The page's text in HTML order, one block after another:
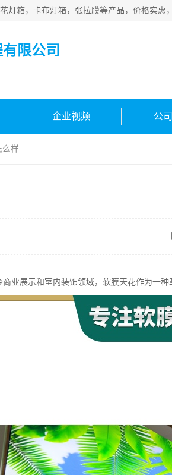
限公司
企业视频 公
么样
商业展示和室内装饰领域，软膜天花作为一